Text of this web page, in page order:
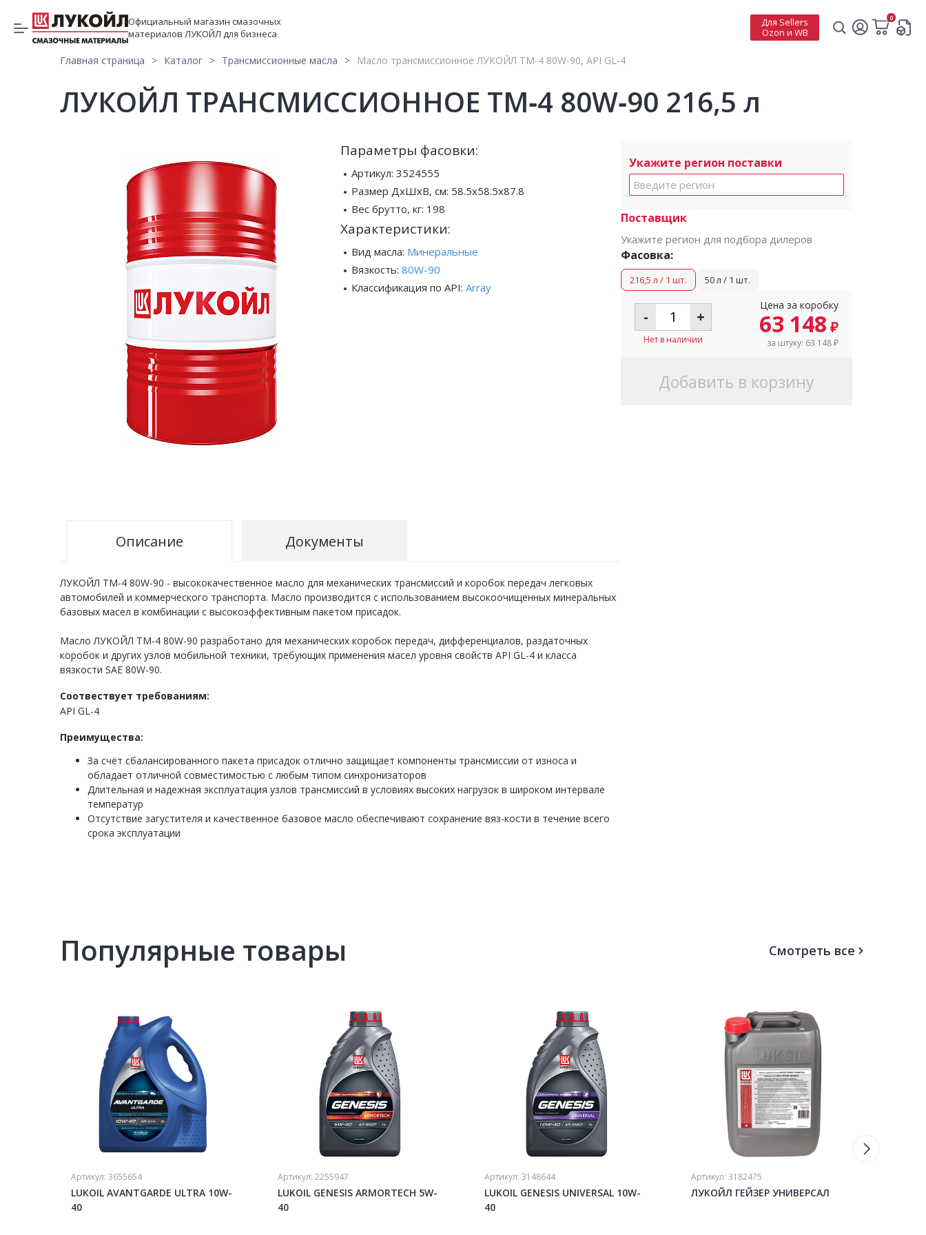
Официальный магазин смазочных
материалов ЛУКОЙЛ для бизнеса
Для Sellers
Ozon и WB
0
Главная страница Каталог Трансмиссионные масла Масло трансмиссионное ЛУКОЙЛ ТМ-4 80W-90, API GL-4
ЛУКОЙЛ ТРАНСМИССИОННОЕ ТМ‑4 80W‑90 216,5 л
Параметры фасовки:
Артикул:3524555
Размер ДхШхВ, см: 58.5x58.5x87.8
Вес брутто, кг: 198
Характеристики:
Вид масла: Минеральные
Вязкость:80W-90
Классификация по API:Array
Описание Документы
ЛУКОЙЛ ТМ-4 80W-90 - высококачественное масло для механических трансмиссий и коробок передач легковых
автомобилей и коммерческого транспорта. Масло производится с использованием высокоочищенных минеральных
базовых масел в комбинации с высокоэффективным пакетом присадок.
Масло ЛУКОЙЛ ТМ-4 80W-90 разработано для механических коробок передач, дифференциалов, раздаточных
коробок и других узлов мобильной техники, требующих применения масел уровня свойств API GL-4 и класса
вязкости SAE 80W-90.
Соотвествует требованиям:
API GL-4
Преимущества:
За счёт сбалансированного пакета присадок отлично защищает компоненты трансмиссии от износа и
обладает отличной совместимостью с любым типом синхронизаторов
Длительная и надежная эксплуатация узлов трансмиссий в условиях высоких нагрузок в широком интервале
температур
Отсутствие загустителя и качественное базовое масло обеспечивают сохранение вяз-кости в течение всего
срока эксплуатации
Укажите регион поставки
Поставщик
Укажите регион для подбора дилеров
Фасовка:
216,5 л / 1 шт. 50 л / 1 шт.
- +
Нет в наличии
Цена за коробку
63 148 ₽
за штуку: 63 148₽
Добавить в корзину
Популярные товары Смотреть все
Артикул: 3655654
LUKOIL AVANTGARDE ULTRA 10W-
40
Артикул: 2255947
LUKOIL GENESIS ARMORTECH 5W-
40
Артикул: 3148644
LUKOIL GENESIS UNIVERSAL 10W-
40
Артикул: 3182475
ЛУКОЙЛ ГЕЙЗЕР УНИВЕРСАЛ